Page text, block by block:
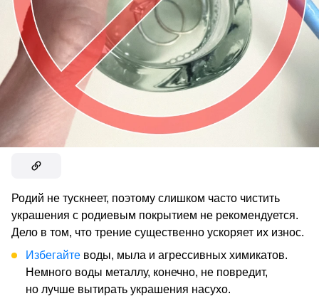
Родий не тускнеет, поэтому слишком часто чистить
украшения с родиевым покрытием не рекомендуется.
Дело в том, что трение существенно ускоряет их износ.
Избегайте воды, мыла и агрессивных химикатов.
Немного воды металлу, конечно, не повредит,
но лучше вытирать украшения насухо.